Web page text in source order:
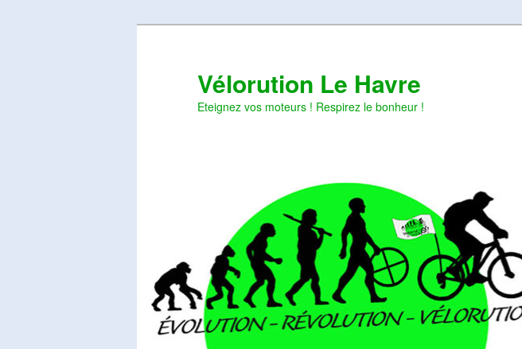
Vélorution Le Havre
Eteignez vos moteurs ! Respirez le bonheur !